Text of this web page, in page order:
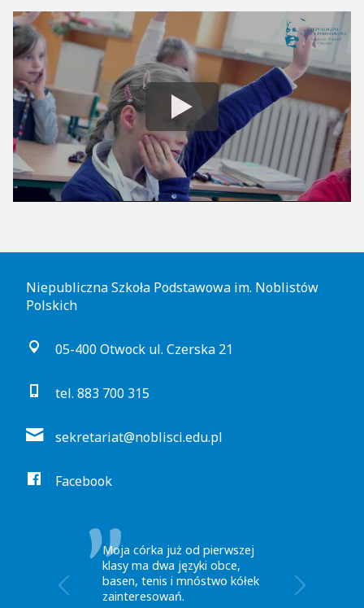
Niepubliczna Szkoła Podstawowa im. Noblistów
Polskich
05-400 Otwock ul. Czerska 21
tel. 883 700 315
sekretariat@noblisci.edu.pl
Facebook
Wybrałam Noblistów bo
klasy są mało liczne.
Kładziony jest nacisk na
komunikację z rodzicami oraz